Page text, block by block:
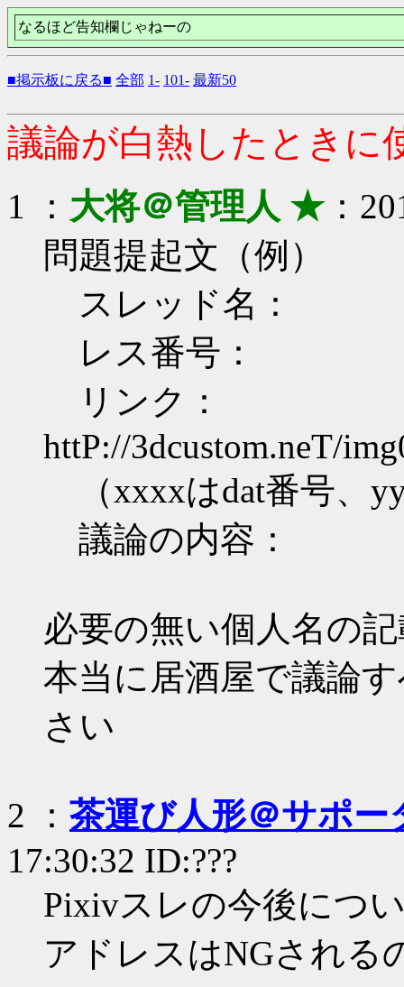
なるほど告知欄じゃねーの
■掲示板に戻る■ 全部 1- 101- 最新50
議論が白熱したときに
1 ： 大将＠管理人 ★：
問題提起文（例）
スレッド名：
レス番号：
リンク：
httP://3dcustom.neT/
（xxxxはdat番号、
議論の内容：
必要の無い個人名の
本当に居酒屋で議論
さい
2 ： 茶運び人形＠サポ
17:30:32 ID:???
Pixivスレの今後につ
アドレスはNGされる